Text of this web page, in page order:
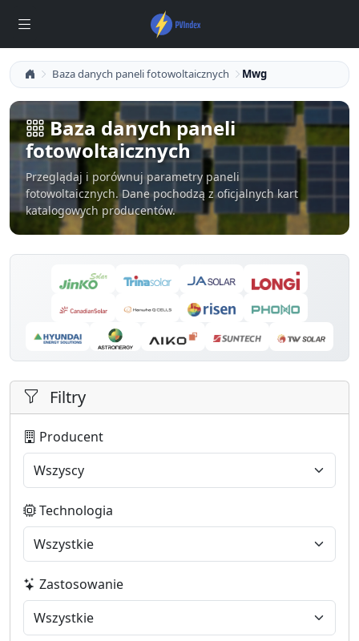
Baza danych paneli fotowoltaicznych Mwg
Baza danych paneli
fotowoltaicznych
Przeglądaj i porównuj parametry paneli
fotowoltaicznych. Dane pochodzą z oficjalnych kart
katalogowych producentów.
Filtry
Producent
Technologia
Zastosowanie